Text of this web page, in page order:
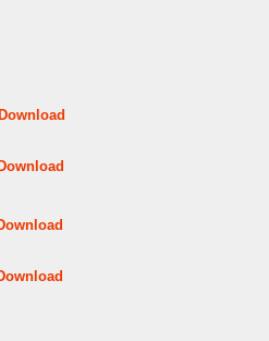
Download
Download